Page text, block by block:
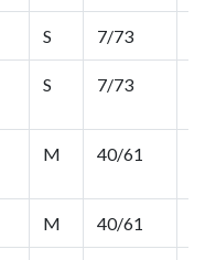
S 7/73
S 7/73
M 40/61
M 40/61